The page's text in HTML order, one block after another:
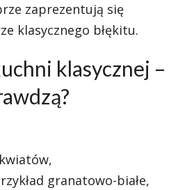
zaprezentują się
klasycznego błękitu.
klasycznej –
granatowo-białe,